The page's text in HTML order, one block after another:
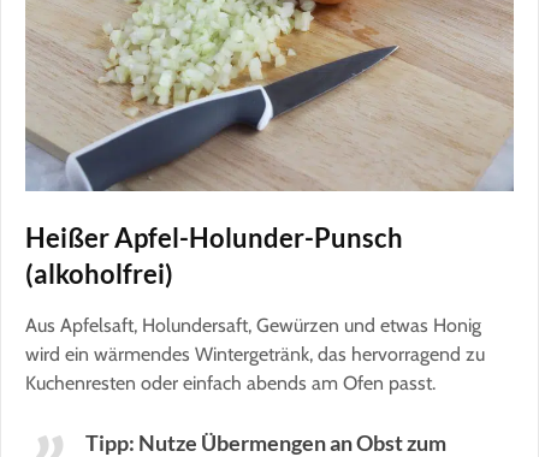
Heißer Apfel-Holunder-Punsch
(alkoholfrei)
Aus Apfelsaft, Holundersaft, Gewürzen und etwas Honig
wird ein wärmendes Wintergetränk, das hervorragend zu
Kuchenresten oder einfach abends am Ofen passt.
Tipp: Nutze Übermengen an Obst zum